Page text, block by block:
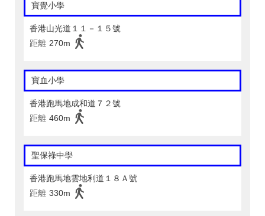
寶覺小學
香港山光道１１－１５號
距離 270m
寶血小學
香港跑馬地成和道７２號
距離 460m
聖保祿中學
香港跑馬地雲地利道１８Ａ號
距離 330m